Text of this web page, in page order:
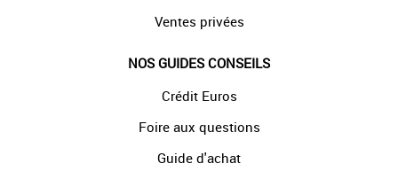
Ventes privées
NOS GUIDES CONSEILS
Crédit Euros
Foire aux questions
Guide d'achat